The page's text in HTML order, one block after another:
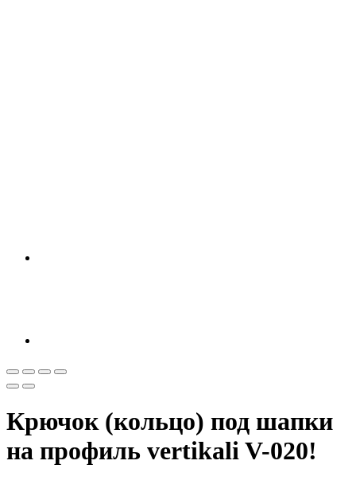
Крючок (кольцо) под шапки
на профиль vertikali V-020!